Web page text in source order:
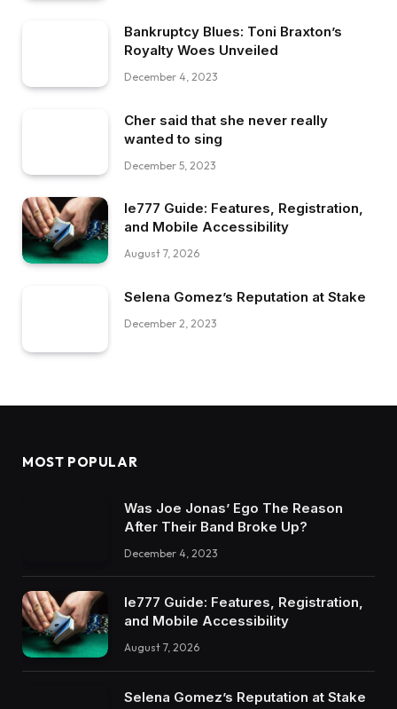
Bankruptcy Blues: Toni Braxton’s
Royalty Woes Unveiled
December 4, 2023
Cher said that she never really
wanted to sing
December 5, 2023
Ie777 Guide: Features, Registration,
and Mobile Accessibility
August 7, 2026
Selena Gomez’s Reputation at Stake
December 2, 2023
MOST POPULAR
Was Joe Jonas’ Ego The Reason
After Their Band Broke Up?
December 4, 2023
Ie777 Guide: Features, Registration,
and Mobile Accessibility
August 7, 2026
Selena Gomez’s Reputation at Stake